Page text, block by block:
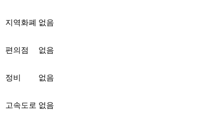
지역화폐 없음
편의점 없음
정비 없음
고속도로 없음